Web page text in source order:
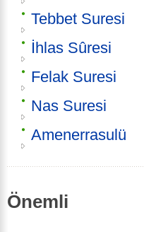
Tebbet Suresi
İhlas Sûresi
Felak Suresi
Nas Suresi
Amenerrasulü
Önemli